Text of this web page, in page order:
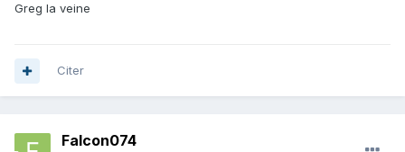
Greg la veine
Citer
Falcon074